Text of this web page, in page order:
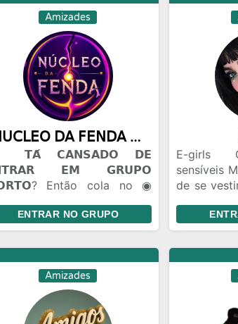
Amizades
𝖭𝖴𝖢𝖫𝖤𝖮 𝖣𝖠 𝖥𝖤𝖭𝖣𝖠 ◉ 100m
𝗧𝗔́ 𝗖𝗔𝗡𝗦𝗔𝗗𝗢 𝗗𝗘
𝗘𝗠 𝗚𝗥𝗨𝗣𝗢
Então cola no ◉
𝗙𝗟𝗨𝗜... 😂 Zoeira pesada
🤝 Amizades novas 🤡.
Flerte liberado +18. 🎈
𝗣𝗢𝗗𝗘 𝗘𝗡𝗧𝗥𝗔𝗥 𝗦𝗘𝗠
𝗡𝗜𝗡𝗚𝗨É𝗠. Todo
começa assim. Talvez
encontre um amigo...
ENTRAR NO GRUPO
E-girls
sensíveis
de se
Gincanas
distância
Amizades